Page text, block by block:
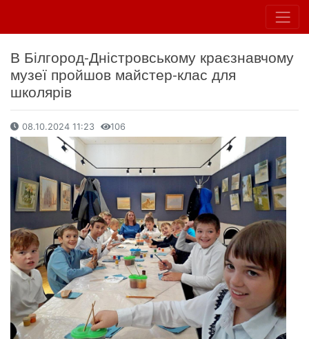
В Білгород-Дністровському краєзнавчому
музеї пройшов майстер-клас для
школярів
08.10.2024 11:23 106